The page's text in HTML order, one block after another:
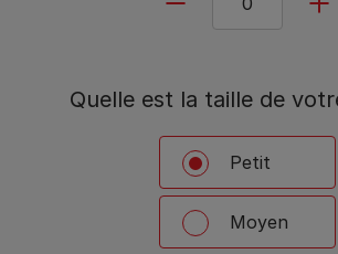
Quelle est la taille de
Petit
Moyen